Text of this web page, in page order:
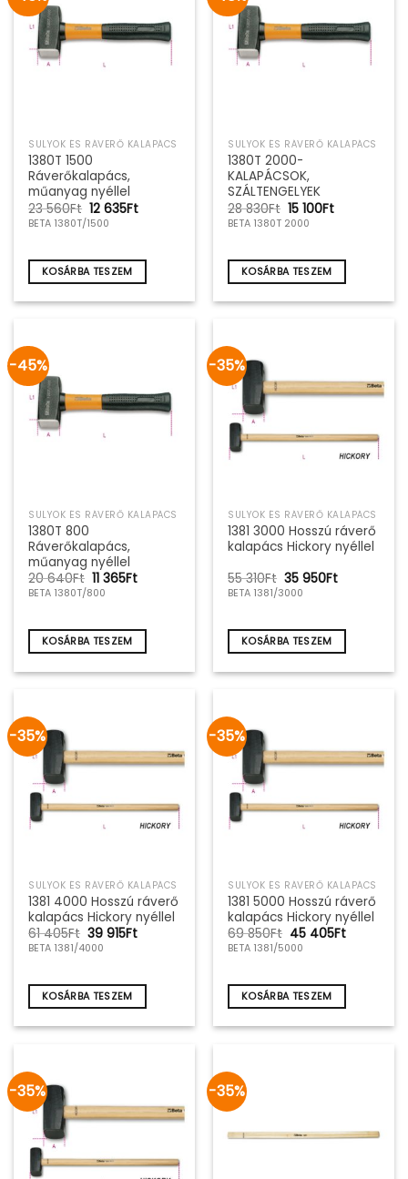
SULYOK ÉS RÁVERŐ KALAPÁCS
1380T 1500
Ráverőkalapács,
műanyag nyéllel
23 560Ft Original
price
was:
12 635FtCurrent
BETA 1380T/1500
KOSÁRBA TESZEM
SULYOK ÉS RÁVERŐ KALAPÁCS
1380T 2000-
KALAPÁCSOK,
SZÁLTENGELYEK
28 830Ft Original
price
was:
15 100FtCurrent
BETA 1380T 2000
KOSÁRBA TESZEM
-45%
SULYOK ÉS RÁVERŐ KALAPÁCS
1380T 800
Ráverőkalapács,
műanyag nyéllel
20 640Ft Original
price
was:
640Ft.
11 365FtCurrent
365Ft.
BETA 1380T/800
KOSÁRBA TESZEM
-35%
SULYOK ÉS RÁVERŐ KALAPÁCS
1381 3000 Hosszú ráverő
kalapács Hickory nyéllel
55 310Ft Original
price
was:
310Ft.
35 950FtCurrent
950Ft.
BETA 1381/3000
KOSÁRBA TESZEM
-35%
SULYOK ÉS RÁVERŐ KALAPÁCS
1381 4000 Hosszú ráverő
kalapács Hickory nyéllel
61 405Ft Original
price
was:
405Ft.
39 915FtCurrent
915Ft.
BETA 1381/4000
KOSÁRBA TESZEM
-35%
SULYOK ÉS RÁVERŐ KALAPÁCS
1381 5000 Hosszú ráverő
kalapács Hickory nyéllel
69 850Ft Original
price
was:
850Ft.
45 405FtCurrent
405Ft.
BETA 1381/5000
KOSÁRBA TESZEM
-35% -35%